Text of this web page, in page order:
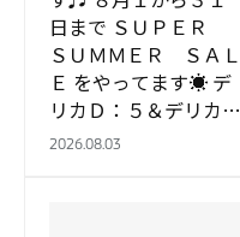
日まで ＳＵＰＥＲ
ＳＵＭＭＥＲ ＳＡＬ
Ｅ をやってます☀ デ
リカＤ：５＆デリカミ
ニのおすすめ車が あ
2026.08.03